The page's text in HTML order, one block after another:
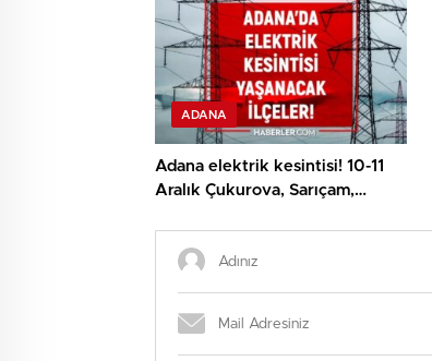
ADANA
Adana elektrik kesintisi! 10-11
Aralık Çukurova, Sarıçam,